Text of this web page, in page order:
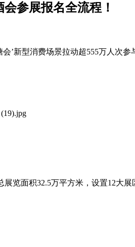
参展报名全流程！
’新型消费场景拉动超555万人次参
览面积32.5万平方米，设置12大展